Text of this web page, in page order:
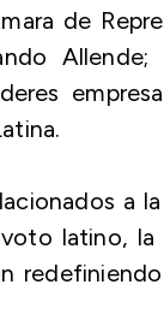
de
a
latino,